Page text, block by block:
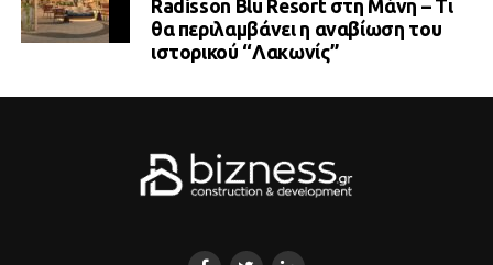
Radisson Blu Resort στη Μάνη – Τι
θα περιλαμβάνει η αναβίωση του
ιστορικού “Λακωνίς”